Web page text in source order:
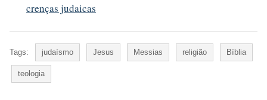
crenças judaicas
Tags: judaísmo Jesus Messias religião Bíblia
teologia